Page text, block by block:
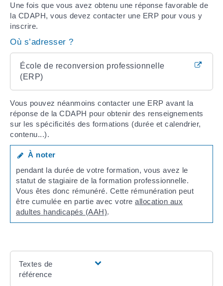
Une fois que vous avez obtenu une réponse favorable de
la CDAPH, vous devez contacter une ERP pour vous y
inscrire.
Où s’adresser ?
École de reconversion professionnelle
(ERP)
Vous pouvez néanmoins contacter une ERP avant la
réponse de la CDAPH pour obtenir des renseignements
sur les spécificités des formations (durée et calendrier,
contenu...).
À noter
pendant la durée de votre formation, vous avez le
statut de stagiaire de la formation professionnelle.
Vous êtes donc rémunéré. Cette rémunération peut
être cumulée en partie avec votreallocation aux
adultes handicapés (AAH).
Textes de
référence